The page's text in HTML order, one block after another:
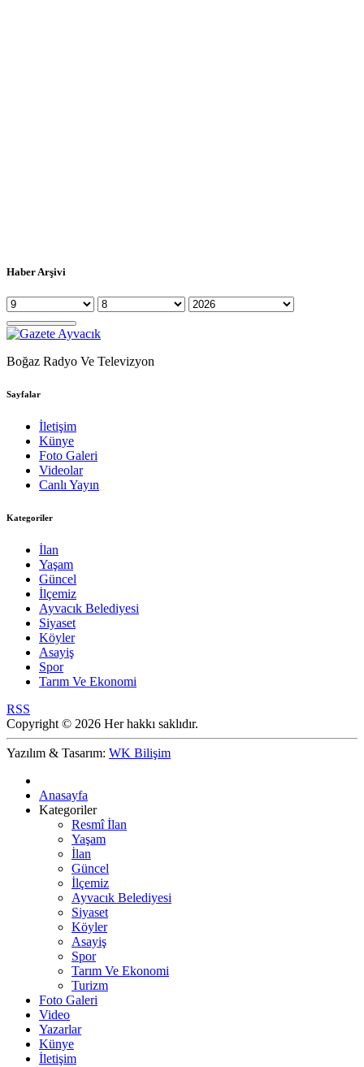
Haber Arşivi
Boğaz Radyo Ve Televizyon
Sayfalar
İletişim
Künye
Foto Galeri
Videolar
Canlı Yayın
Kategoriler
İlan
Yaşam
Güncel
İlçemiz
Ayvacık Belediyesi
Siyaset
Köyler
Asayiş
Spor
Tarım Ve Ekonomi
RSS
Copyright © 2026 Her hakkı saklıdır.
Yazılım & Tasarım: WK Bilişim
Anasayfa
Kategoriler
Resmî İlan
Yaşam
İlan
Güncel
İlçemiz
Ayvacık Belediyesi
Siyaset
Köyler
Asayiş
Spor
Tarım Ve Ekonomi
Turizm
Foto Galeri
Video
Yazarlar
Künye
İletişim